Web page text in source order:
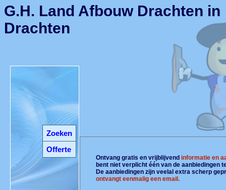
Zoeken
Offerte
G.H. Land Afbouw Drachten in
Drachten
Ontvang gratis en vrijblijvendinformatie en
bent niet verplicht één van de aanbiedingen
De aanbiedingen zijn veelal extra scherp
ontvangt eenmalig een email.